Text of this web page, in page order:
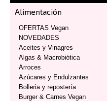
Alimentación
OFERTAS Vegan
NOVEDADES
Aceites y Vinagres
Algas & Macrobiótica
Arroces
Azúcares y Endulzantes
Bolleria y repostería
Burger & Carnes Vegan